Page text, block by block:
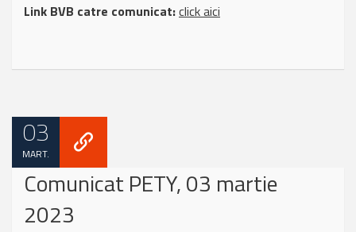
Link BVB catre comunicat:click aici
03
MART.
Comunicat PETY, 03 martie
2023